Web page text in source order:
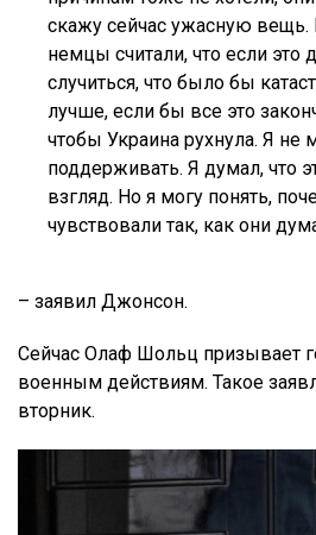
скажу сейчас ужасную вещь.
немцы считали, что если
случиться, что было бы
лучше, если бы все это
чтобы Украина рухнула. Я не
поддерживать. Я думал, что
взгляд. Но я могу понять,
чувствовали так, как они
– заявил Джонсон.
Сейчас Олаф Шольц призывает
военным действиям. Такое
вторник.